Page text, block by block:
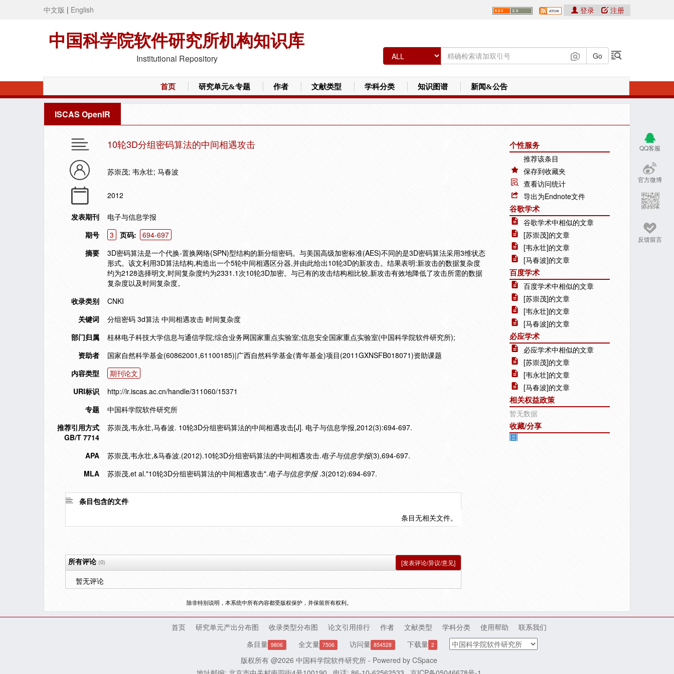
中文版 | English
中国科学院软件研究所机构知识库
Institutional Repository
登录 注册
首页 研究单元&专题 作者 文献类型 学科分类 知识图谱 新闻&公告
ISCAS OpenIR
QQ客服
官方微博
反馈留言
10轮3D分组密码算法的中间相遇攻击
苏崇茂; 韦永壮; 马春波
2012
发表期刊
电子与信息学报
期号
3 页码:
694-697
摘要
3D密码算法是一个代换-置换网络(SPN)型结构的新分组密码。与美国高级加密标准(AES)不同的是3D密码算法采用3维状态
形式。该文利用3D算法结构,构造出一个5轮中间相遇区分器,并由此给出10轮3D的新攻击。结果表明:新攻击的数据复杂度
约为2128选择明文,时间复杂度约为2331.1次10轮3D加密。与已有的攻击结构相比较,新攻击有效地降低了攻击所需的数据
复杂度以及时间复杂度。
收录类别
CNKI
关键词
分组密码 3d算法 中间相遇攻击 时间复杂度
部门归属
桂林电子科技大学信息与通信学院;综合业务网国家重点实验室;信息安全国家重点实验室(中国科学院软件研究所);
资助者
国家自然科学基金(60862001,61100185)|广西自然科学基金(青年基金)项目(2011GXNSFB018071)资助课题
内容类型
期刊论文
URI标识
http://ir.iscas.ac.cn/handle/311060/15371
专题
中国科学院软件研究所
推荐引用方式
GB/T 7714
苏崇茂,韦永壮,马春波. 10轮3D分组密码算法的中间相遇攻击[J]. 电子与信息学报,2012(3):694-697.
APA 苏崇茂,韦永壮,&马春波.(2012).10轮3D分组密码算法的中间相遇攻击.电子与信息学报(3),694-697.
MLA
苏崇茂,et al."10轮3D分组密码算法的中间相遇攻击".电子与信息学报.3(2012):694-697.
条目包含的文件
条目无相关文件。
个性服务
推荐该条目
保存到收藏夹
查看访问统计
导出为Endnote文件
谷歌学术
谷歌学术中相似的文章
[苏崇茂]的文章
[韦永壮]的文章
[马春波]的文章
百度学术
百度学术中相似的文章
[苏崇茂]的文章
[韦永壮]的文章
[马春波]的文章
必应学术
必应学术中相似的文章
[苏崇茂]的文章
[韦永壮]的文章
[马春波]的文章
相关权益政策
暂无数据
收藏/分享
所有评论(0) [发表评论/异议/意见]
暂无评论
除非特别说明，本系统中所有内容都受版权保护，并保留所有权利。
首页 研究单元产出分布图 收录类型分布图 论文引用排行 作者 文献类型 学科分类 使用帮助
联系我们
条目量 9806 全文量 7506 访问量 854528 下载量 2
版权所有 @2026 中国科学院软件研究所 - Powered by CSpace